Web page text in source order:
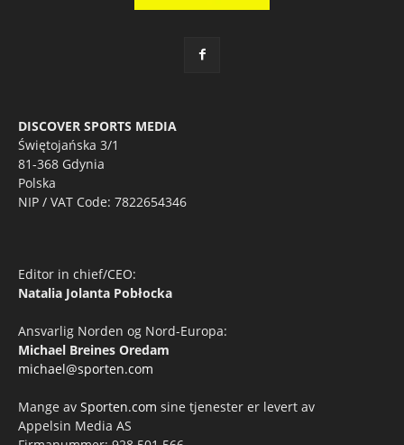
DISCOVER SPORTS MEDIA
Świętojańska 3/1
81-368 Gdynia
Polska
NIP / VAT Code: 7822654346
Editor in chief/CEO:
Natalia Jolanta Pobłocka
Ansvarlig Norden og Nord-Europa:
Michael Breines Oredam
michael@sporten.com
Mange av Sporten.com sine tjenester er levert av
Appelsin Media AS